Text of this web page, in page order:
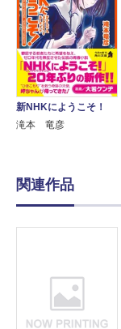
新NHKにようこそ！
滝本 竜彦
関連作品